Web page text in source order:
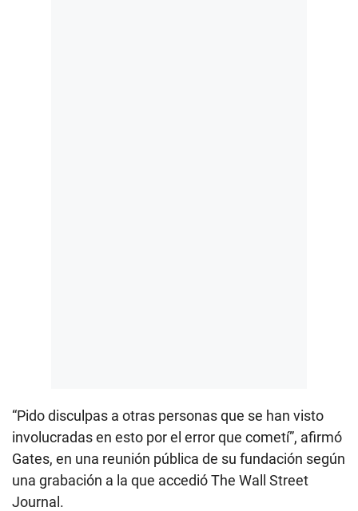
“Pido disculpas a otras personas que se han visto
involucradas en esto por el error que cometí”, afirmó
Gates, en una reunión pública de su fundación según
una grabación a la que accedió The Wall Street
Journal.